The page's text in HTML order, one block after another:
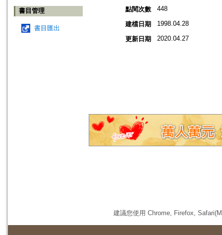
書目管理
書目匯出
點閱次數
448
建檔日期 1998.04.28
更新日期 2020.04.27
建議您使用 Chrome, Firefox,